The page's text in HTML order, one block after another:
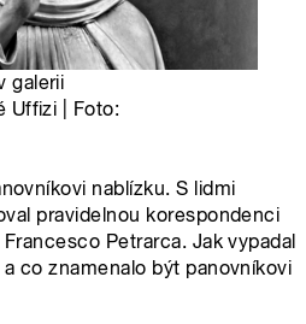
galerii
Uffizi | Foto:
nablízku. S lidmi
pravidelnou korespondenci
Petrarca. Jak vypadal
co znamenalo být panovníkovi